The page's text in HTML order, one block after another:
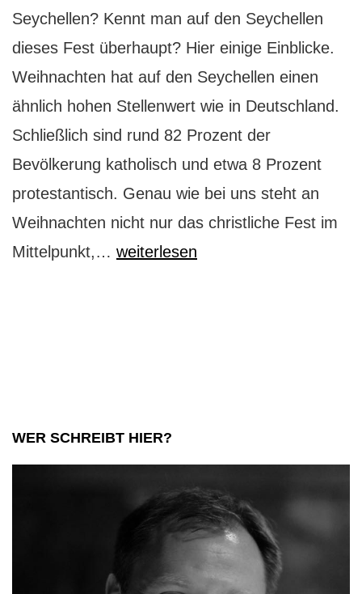
Seychellen? Kennt man auf den Seychellen
dieses Fest überhaupt? Hier einige Einblicke.
Weihnachten hat auf den Seychellen einen
ähnlich hohen Stellenwert wie in Deutschland.
Schließlich sind rund 82 Prozent der
Bevölkerung katholisch und etwa 8 Prozent
protestantisch. Genau wie bei uns steht an
Weihnachten nicht nur das christliche Fest im
Mittelpunkt,… Weihnachten
weiterlesen
WER SCHREIBT HIER?